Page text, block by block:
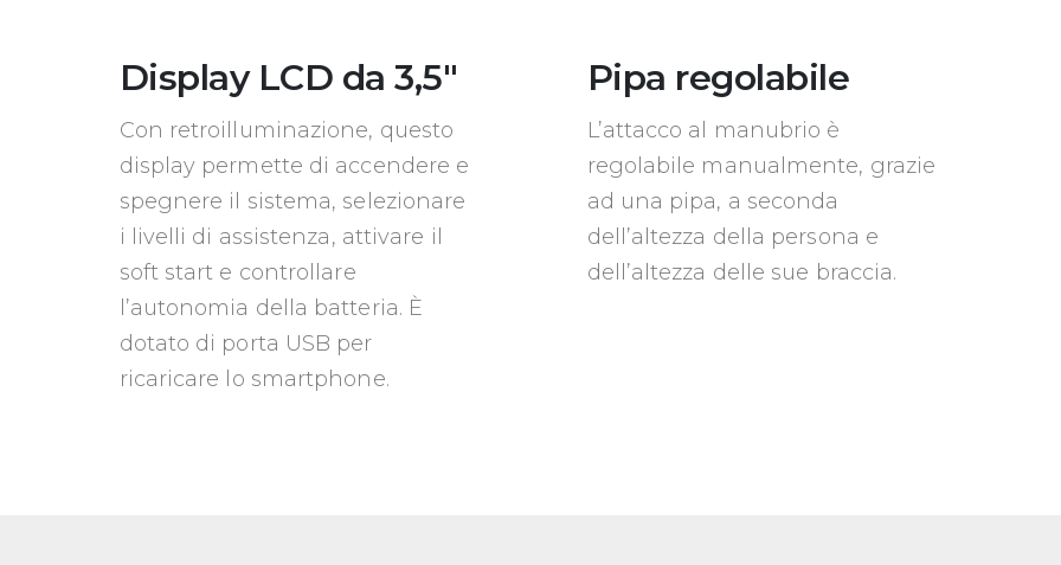
Display LCD da 3,5″
Con retroilluminazione, questo
display permette di accendere e
spegnere il sistema, selezionare
i livelli di assistenza, attivare il
soft start e controllare
l’autonomia della batteria. È
dotato di porta USB per
ricaricare lo smartphone.
Pipa regolabile
L’attacco al manubrio è
regolabile manualmente, grazie
ad una pipa, a seconda
dell’altezza della persona e
dell’altezza delle sue braccia.